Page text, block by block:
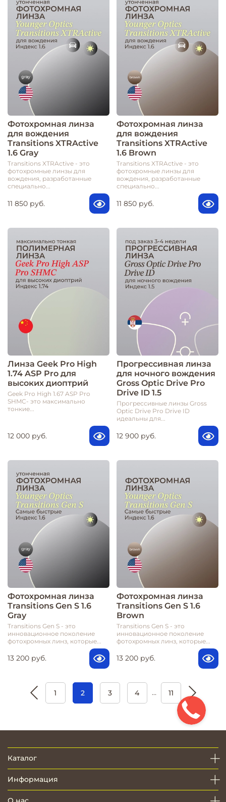
Фотохромная линза
для вождения
Transitions XTRActive
1.6 Gray
Transitions XTRActive - это
фотохромные линзы для
вождения, разработанные
специально...
11 850 руб.
Фотохромная линза
для вождения
Transitions XTRActive
1.6 Brown
Transitions XTRActive - это
фотохромные линзы для
вождения, разработанные
специально...
11 850 руб.
Линза Geek Pro High
1.74 ASP Pro для
высоких диоптрий
Geek Pro High 1.67 ASP Pro
SHMC- это максимально
тонкие...
12 000 руб.
Прогрессивная линза
для ночного вождения
Gross Optic Drive Pro
Drive ID 1.5
Прогрессивные линзы Gross
Optic Drive Pro Drive ID
идеальны для...
12 900 руб.
Фотохромная линза
Transitions Gen S 1.6
Gray
Transitions Gen S - это
инновационное поколение
фотохромных линз, которые...
13 200 руб.
Фотохромная линза
Transitions Gen S 1.6
Brown
Transitions Gen S - это
инновационное поколение
фотохромных линз, которые...
13 200 руб.
1 2 3 4 … 11
Каталог
Информация